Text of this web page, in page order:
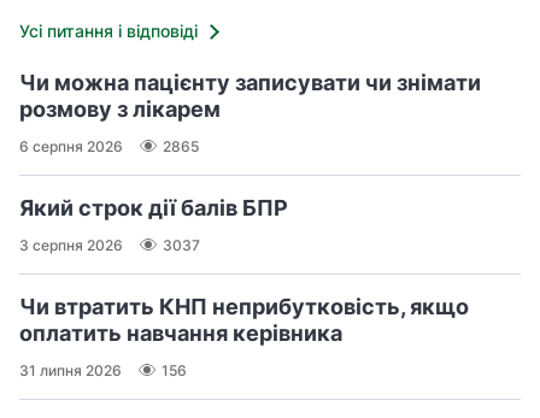
Усі питання і відповіді
Чи можна пацієнту записувати чи знімати
розмову з лікарем
6 серпня 2026 2865
Який строк дії балів БПР
3 серпня 2026 3037
Чи втратить КНП неприбутковість, якщо
оплатить навчання керівника
31 липня 2026 156